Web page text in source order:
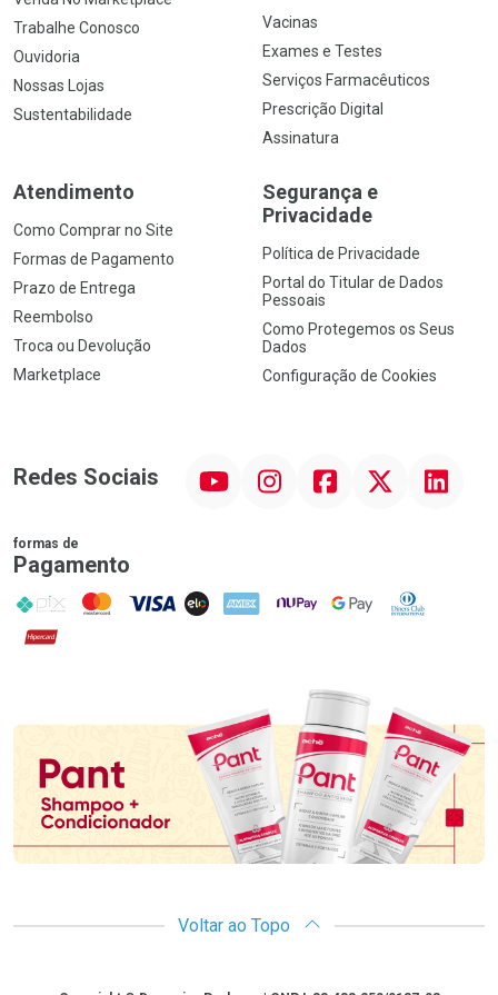
Trabalhe Conosco
Ouvidoria
Nossas Lojas
Sustentabilidade
Vacinas
Exames e Testes
Serviços Farmacêuticos
Prescrição Digital
Assinatura
Atendimento
Como Comprar no Site
Formas de Pagamento
Prazo de Entrega
Reembolso
Troca ou Devolução
Marketplace
Segurança e
Privacidade
Política de Privacidade
Portal do Titular de Dados
Pessoais
Como Protegemos os Seus
Dados
Configuração de Cookies
Redes Sociais InstagramFacebookTwitter Linkedin
formas de
Pagamento
PIX MasterCard
VISA ELO AMEX NuPay Google PayDiners Club
Hipercard
Promoção em Destaque
Voltar ao Topo